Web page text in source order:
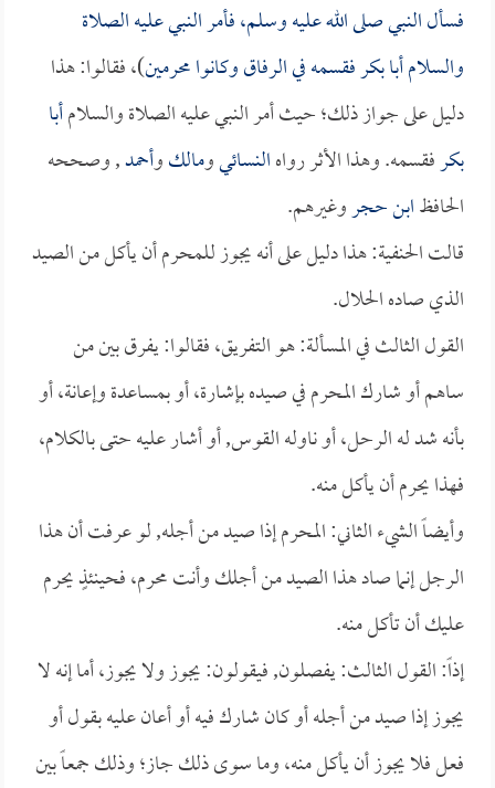
فسأل النبي صلى الله عليه وسلم، فأمر النبي عليه الصلاة
والسلامأبا بكرفقسمه في الرفاق وكانوا محرمين)، فقالوا: هذا
دليل على جواز ذلك؛ حيث أمر النبي عليه الصلاة والسلامأبا
بكرفقسمه. وهذا الأثر رواهالنسائيومالكوأحمد, وصححه
الحافظابن حجروغيرهم.
قالت الحنفية: هذا دليل على أنه يجوز للمحرم أن يأكل من الصيد
الذي صاده الحلال.
القول الثالث في المسألة: هو التفريق، فقالوا: يفرق بين من
ساهم أو شارك المحرم في صيده بإشارة، أو بمساعدة وإعانة، أو
بأنه شد له الرحل، أو ناوله القوس, أو أشار عليه حتى بالكلام،
فهذا يحرم أن يأكل منه.
وأيضاً الشيء الثاني: المحرم إذا صيد من أجله, لو عرفت أن هذا
الرجل إنما صاد هذا الصيد من أجلك وأنت محرم، فحينئذٍ يحرم
عليك أن تأكل منه.
إذاً: القول الثالث: يفصلون, فيقولون: يجوز ولا يجوز، أما إنه لا
يجوز إذا صيد من أجله أو كان شارك فيه أو أعان عليه بقول أو
فعل فلا يجوز أن يأكل منه، وما سوى ذلك جاز؛ وذلك جمعاً بين